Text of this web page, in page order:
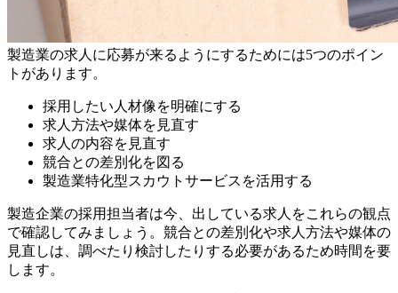
製造業の求人に応募が来るようにするためには5つのポイン
トがあります。
採用したい人材像を明確にする
求人方法や媒体を見直す
求人の内容を見直す
競合との差別化を図る
製造業特化型スカウトサービスを活用する
製造企業の採用担当者は今、出している求人をこれらの観点
で確認してみましょう。競合との差別化や求人方法や媒体の
見直しは、調べたり検討したりする必要があるため時間を要
します。